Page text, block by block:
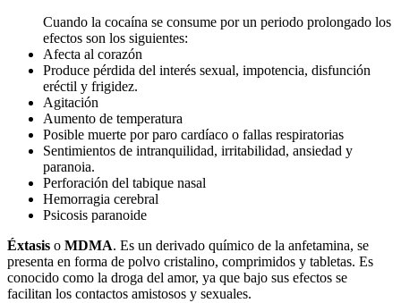
Cuando la cocaína se consume por un periodo prolongado los
efectos son los siguientes:
Afecta al corazón
Produce pérdida del interés sexual, impotencia, disfunción
eréctil y frigidez.
Agitación
Aumento de temperatura
Posible muerte por paro cardíaco o fallas respiratorias
Sentimientos de intranquilidad, irritabilidad, ansiedad y
paranoia.
Perforación del tabique nasal
Hemorragia cerebral
Psicosis paranoide
Éxtasis o MDMA. Es un derivado químico de la anfetamina, se
presenta en forma de polvo cristalino, comprimidos y tabletas. Es
conocido como la droga del amor, ya que bajo sus efectos se
facilitan los contactos amistosos y sexuales.